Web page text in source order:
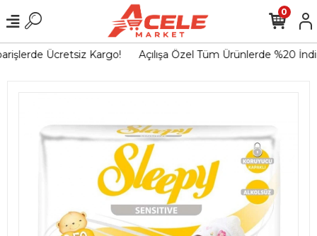
Ücretsiz Kargo! Açılışa Özel Tüm Ürünlerde %20
0